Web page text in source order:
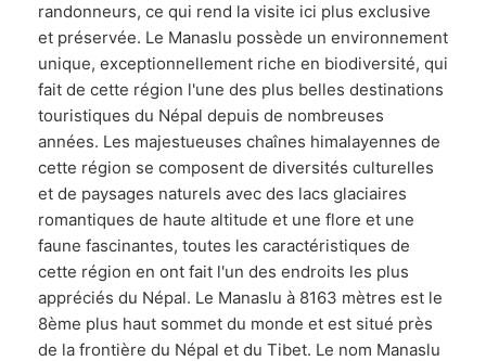
randonneurs, ce qui rend la visite ici plus exclusive
et préservée. Le Manaslu possède un environnement
unique, exceptionnellement riche en biodiversité, qui
fait de cette région l'une des plus belles destinations
touristiques du Népal depuis de nombreuses
années. Les majestueuses chaînes himalayennes de
cette région se composent de diversités culturelles
et de paysages naturels avec des lacs glaciaires
romantiques de haute altitude et une flore et une
faune fascinantes, toutes les caractéristiques de
cette région en ont fait l'un des endroits les plus
appréciés du Népal. Le Manaslu à 8163 mètres est le
8ème plus haut sommet du monde et est situé près
de la frontière du Népal et du Tibet. Le nom Manaslu